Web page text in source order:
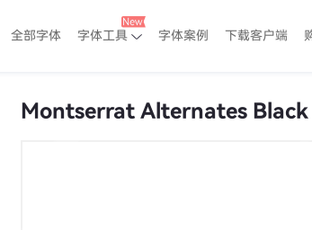
全部字体 字体工具 字体案例 下载客户端
Montserrat Alternates Black